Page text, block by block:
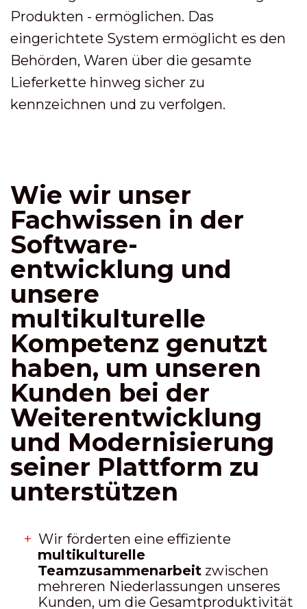
Produkten - ermöglichen. Das
eingerichtete System ermöglicht es den
Behörden, Waren über die gesamte
Lieferkette hinweg sicher zu
kennzeichnen und zu verfolgen.
Wie wir unser
Fachwissen in der
Software-
entwicklung und
unsere
multikulturelle
Kompetenz genutzt
haben, um unseren
Kunden bei der
Weiterentwicklung
und Modernisierung
seiner Plattform zu
unterstützen
Wir förderten eine effiziente
multikulturelle
Teamzusammenarbeit zwischen
mehreren Niederlassungen unseres
Kunden, um die Gesamtproduktivität